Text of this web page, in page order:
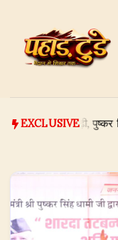
content
EXCLUSIVE
बढ़ी, पुष्कर सिंह धामी ने